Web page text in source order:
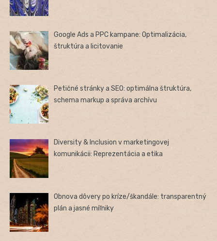
Google Ads a PPC kampane: Optimalizácia,
štruktúra a licitovanie
Petičné stránky a SEO: optimálna štruktúra,
schema markup a správa archívu
Diversity & Inclusion v marketingovej
komunikácii: Reprezentácia a etika
Obnova dôvery po kríze/škandále: transparentný
plán a jasné míľniky